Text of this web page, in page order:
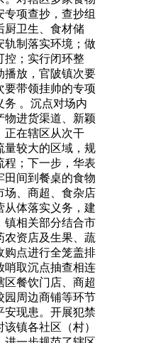
专项查抄，查抄组
厨卫生、食材储
轨制落实环境；做
控；实行闭环整
播放，官陂镇次要
要带领挂帅的专项
务 。沉点对场内
物进货渠道、新颖
正在辖区从次干
量较大的区域，规
程；下一步，华表
田间到餐桌的食物
场、商超、食杂店
从体落实义务，建
镇相关部分结合市
农资店及生果、蔬
购点进行全笼盖排
哨取沉点抽查相连
区餐饮门店、商超
园周边商铺等环节
安现患。开展犯禁
镇各社区（村）